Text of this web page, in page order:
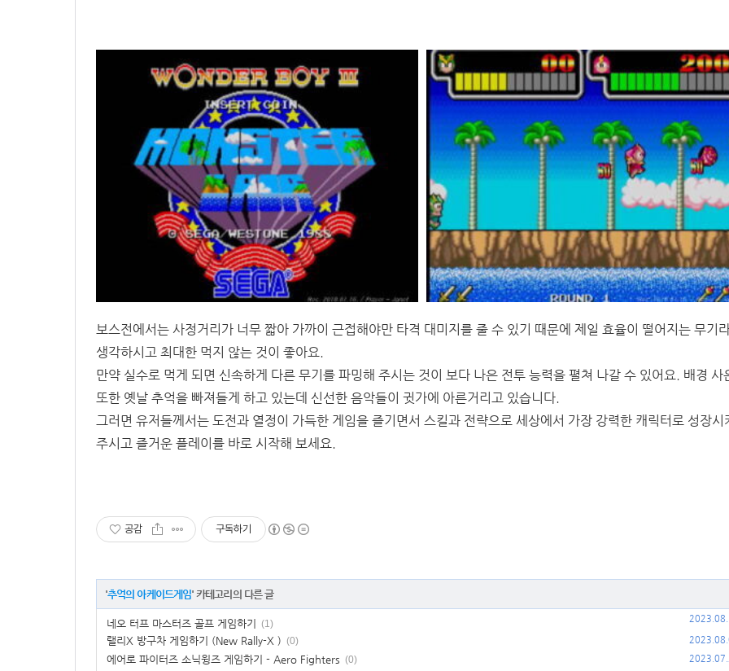
보스전에서는 사정거리가 너무 짧아 가까이 근접해야만 타격 대미지를 줄 수 있기 때문에 제일 효율이 떨어지는 무기
생각하시고 최대한 먹지 않는 것이 좋아요.
만약 실수로 먹게 되면 신속하게 다른 무기를 파밍해 주시는 것이 보다 나은 전투 능력을 펼쳐 나갈 수 있어요. 배경 사
또한 옛날 추억을 빠져들게 하고 있는데 신선한 음악들이 귓가에 아른거리고 있습니다.
그러면 유저들께서는 도전과 열정이 가득한 게임을 즐기면서 스킬과 전략으로 세상에서 가장 강력한 캐릭터로 성장시
주시고 즐거운 플레이를 바로 시작해 보세요.
공감 구독하기
'추억의 아케이드게임' 카테고리의 다른 글
네오 터프 마스터즈 골프 게임하기 (1)
랠리X 방구차 게임하기 (New Rally-X ) (0)
에어로 파이터즈 소닉윙즈 게임하기 - Aero Fighters (0)